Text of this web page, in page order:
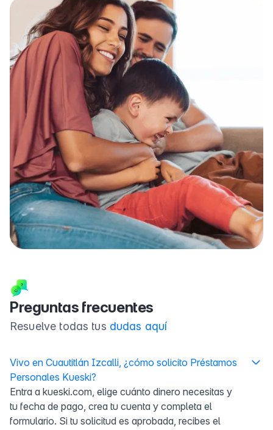
Preguntas frecuentes
Resuelve todas tus dudas aquí
Vivo en Cuautitlán Izcalli, ¿cómo solicito Préstamos
Personales Kueski?
Entra a kueski.com, elige cuánto dinero necesitas y
tu fecha de pago, crea tu cuenta y completa el
formulario. Si tu solicitud es aprobada, recibes el